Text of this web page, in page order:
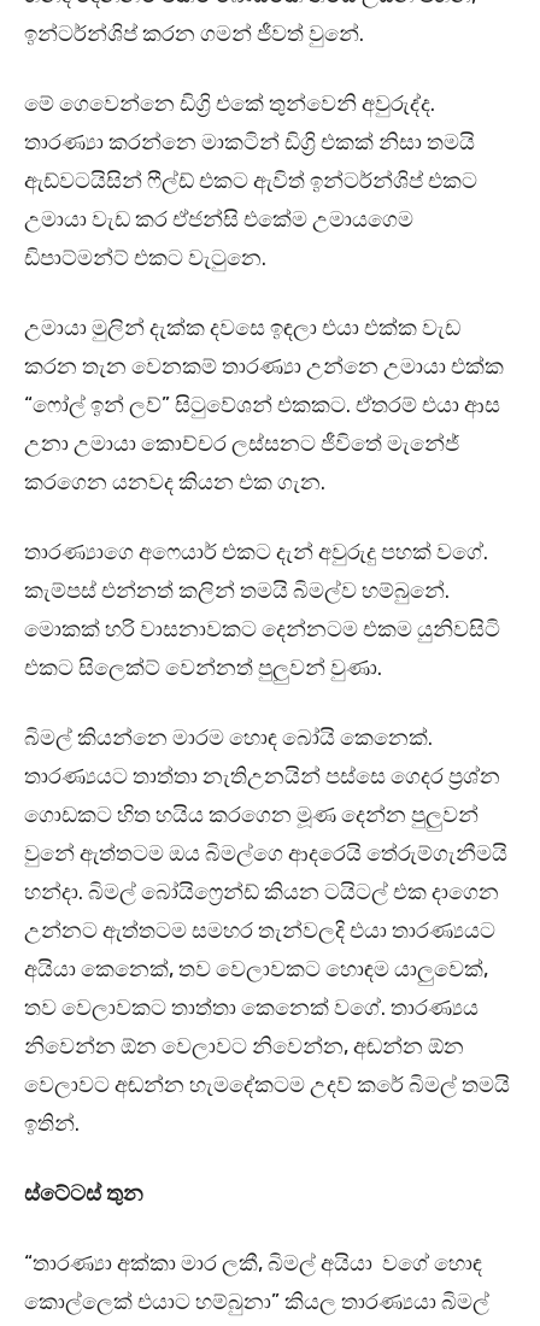
ඉන්ටර්න්ශිප් කරන ගමන් ජීවත් වුනේ.
මේ ගෙවෙන්නෙ ඩිග්‍රි එකේ තුන්වෙනි අවුරුද්ද.
තාරණ්‍යා කරන්නෙ මාකටින් ඩිග්‍රි එකක් නිසා තමයි
ඇඩ්වටයිසින් ෆීල්ඩ් එකට ඇවිත් ඉන්ටර්න්ශිප් එකට
උමායා වැඩ කර ඒජන්සි එකේම උමායගෙම
ඩිපාට්මන්ට් එකට වැටුනෙ.
උමායා මුලින් දැක්ක දවසෙ ඉඳලා එයා එක්ක වැඩ
කරන තැන වෙනකම් තාරණ්‍යා උන්නෙ උමායා එක්ක
“ෆෝල් ඉන් ලව්” සිටුවේශන් එකකට. ඒතරම් එයා ආස
උනා උමායා කොච්චර ලස්සනට ජීවිතේ මැනේජ්
කරගෙන යනවද කියන එක ගැන.
තාරණ්‍යාගෙ අෆෙයාර් එකට දැන් අවුරුදු පහක් වගේ.
කැම්පස් එන්නත් කලින් තමයි බිමල්ව හම්බුනේ.
මොකක් හරි වාසනාවකට දෙන්නටම එකම යුනිවසිටි
එකට සිලෙක්ට් වෙන්නත් පුලුවන් වුණා.
බිමල් කියන්නෙ මාරම හොඳ බෝයි කෙනෙක්.
තාරණ්‍යයට තාත්තා නැතිඋනයින් පස්සෙ ගෙදර ප්‍රශ්න
ගොඩකට හිත හයිය කරගෙන මූණ දෙන්න පුලුවන්
වුනේ ඇත්තටම ඔය බිමල්ගෙ ආදරෙයි තේරුම්ගැනීමයි
හන්දා. බිමල් බෝයිෆ්‍රෙන්ඩ් කියන ටයිටල් එක දාගෙන
උන්නට ඇත්තටම සමහර තැන්වලදි එයා තාරණ්‍යයට
අයියා කෙනෙක්, තව වෙලාවකට හොඳම යාලුවෙක්,
තව වෙලාවකට තාත්තා කෙනෙක් වගේ. තාරණ්‍යය
නිවෙන්න ඕන වෙලාවට නිවෙන්න, අඬන්න ඕන
වෙලාවට අඬන්න හැමදේකටම උදව් කරේ බිමල් තමයි
ඉතින්.
ස්ටේටස් තුන
“තාරණ්‍යා අක්කා මාර ලකී, බිමල් අයියා වගේ හොඳ
කොල්ලෙක් එයාට හම්බුනා” කියල තාරණ්‍යයා බිමල්